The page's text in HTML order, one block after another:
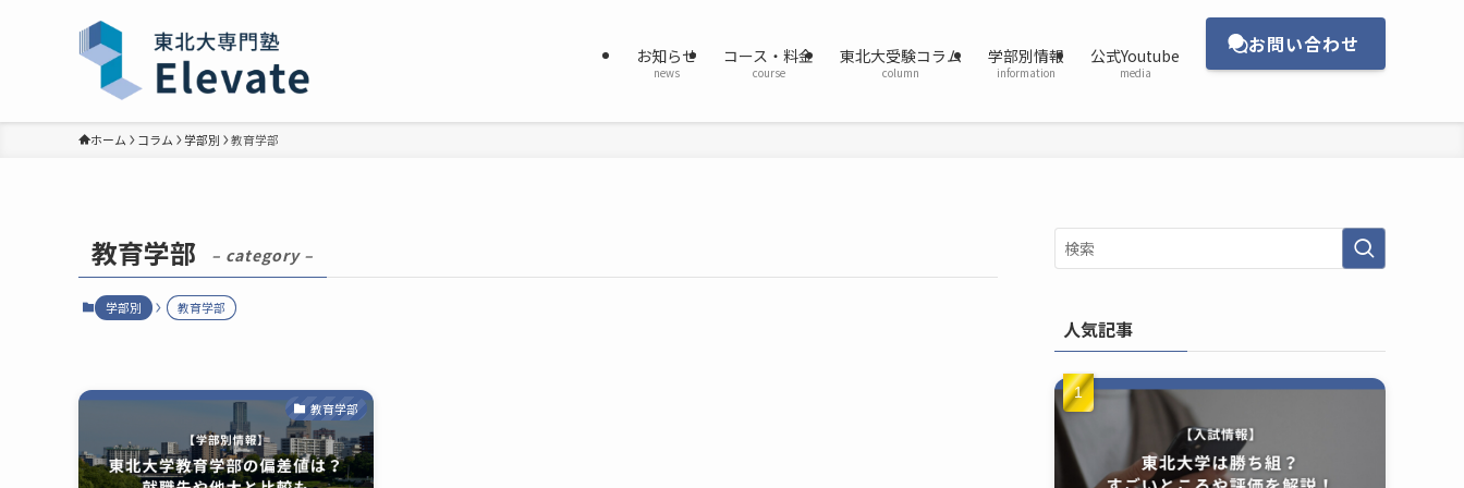
お知らせ
news
コース・料金
course
東北大受験コラム
column
学部別情報
information
公式Youtube
media
お問い合わせ
ホーム コラム 学部別 教育学部
教育学部 – category –
学部別 教育学部
教育学部
人気記事